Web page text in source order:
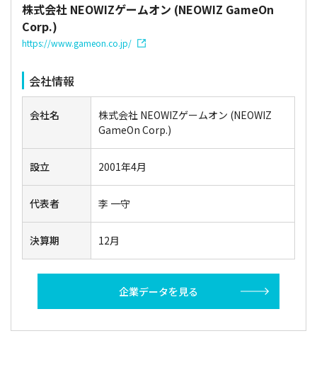
株式会社 NEOWIZゲームオン (NEOWIZ GameOn
Corp.)
https://www.gameon.co.jp/
会社情報
会社名
株式会社 NEOWIZゲームオン (NEOWIZ
GameOn Corp.)
設立 2001年4月
代表者 李 一守
決算期 12月
企業データを見る